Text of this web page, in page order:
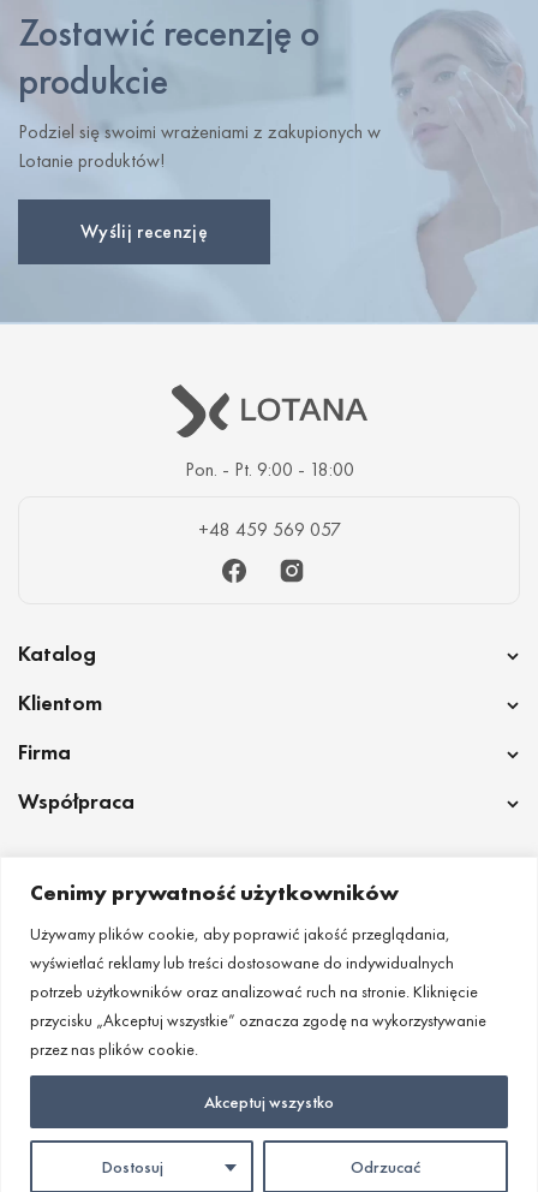
Cenimy prywatność użytkowników
Używamy plików cookie, aby poprawić jakość przeglądania,
wyświetlać reklamy lub treści dostosowane do indywidualnych
potrzeb użytkowników oraz analizować ruch na stronie. Kliknięcie
przycisku „Akceptuj wszystkie” oznacza zgodę na wykorzystywanie
przez nas plików cookie.
Dostosuj Odrzucać
Akceptuj wszystko
Zostawić recenzję o
produkcie
Podziel się swoimi wrażeniami z zakupionych w
Lotanie produktów!
Wyślij recenzję
Pon. - Pt. 9:00 - 18:00
+48 459 569 057
FacebookInstagram
Katalog
Klientom
Firma
Współpraca
Wrocław Poznan Lublinin Krakow Szczecin Łodz
Kielcе
Częstochowa Torun Białymstok Gdynia
Gdańsk
Bydgoszcz
Olsztyn Gliwice Radom Tarnów Opole
Rzeszów
Sosnowiec
Zabrze Bielsko-Biała Chorzow Elbląg
Płock
Zielona Góra
Ruda Śląska Bytom